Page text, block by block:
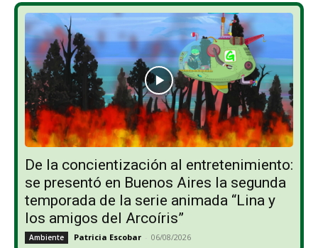
De la concientización al entretenimiento:
se presentó en Buenos Aires la segunda
temporada de la serie animada “Lina y
los amigos del Arcoíris”
Ambiente Patricia Escobar - 06/08/2026